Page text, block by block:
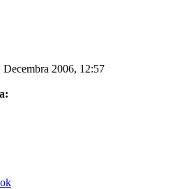
Decembra 2006, 12:57